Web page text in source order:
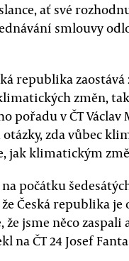
ať své
smlouvy
republika
změn,
pořadu v ČT Václav
zda vůbec
jak klimatickým
počátku
Česká republika je
že jsme něco zaspali
na ČT 24 Josef